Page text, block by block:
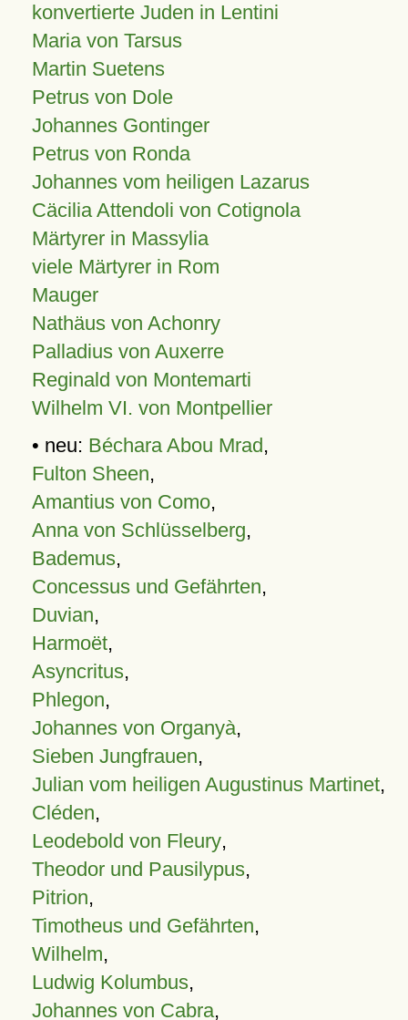
konvertierte Juden in Lentini
Maria von Tarsus
Martin Suetens
Petrus von Dole
Johannes Gontinger
Petrus von Ronda
Johannes vom heiligen Lazarus
Cäcilia Attendoli von Cotignola
Märtyrer in Massylia
viele Märtyrer in Rom
Mauger
Nathäus von Achonry
Palladius von Auxerre
Reginald von Montemarti
Wilhelm VI. von Montpellier
• neu: Béchara Abou Mrad,
Fulton Sheen,
Amantius von Como,
Anna von Schlüsselberg,
Bademus,
Concessus und Gefährten,
Duvian,
Harmoët,
Asyncritus,
Phlegon,
Johannes von Organyà,
Sieben Jungfrauen,
Julian vom heiligen Augustinus Martinet,
Cléden,
Leodebold von Fleury,
Theodor und Pausilypus,
Pitrion,
Timotheus und Gefährten,
Wilhelm,
Ludwig Kolumbus,
Johannes von Cabra,